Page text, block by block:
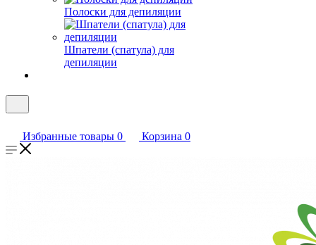
Полоски для депиляции
Шпатели (спатула) для
депиляции
Избранные товары 0 Корзина 0